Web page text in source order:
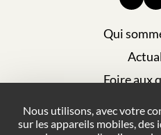
Qui
Foire aux
Plan
Nous utilisons, avec votre
sur les appareils mobiles,